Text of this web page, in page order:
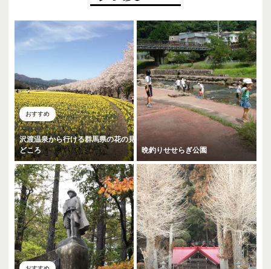
おすすめ
沢渡温泉から行ける群馬県の花の見
どころ
晩釣りせせらぎ公園
おすすめ